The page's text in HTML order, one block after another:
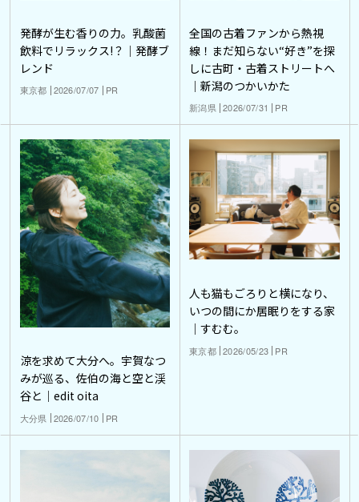
発酵が生む香りの力。乳酸菌
飲料でリラックス!？｜発酵ブ
レンド
東京都 2026/07/07 PR
全国の古着ファンから熱視
線！まだ知らない“好き”を探
しに古町・古着ストリートへ
｜新潟のつかいかた
新潟県 2026/07/31 PR
涼を求めて大分へ。宇賀なつ
みが巡る、佐伯の海と空と渓
谷と｜edit oita
大分県 2026/07/10 PR
人も猫もごろりと横になり、
いつの間にか居眠りをする家
｜すむむ。
東京都 2026/05/23 PR